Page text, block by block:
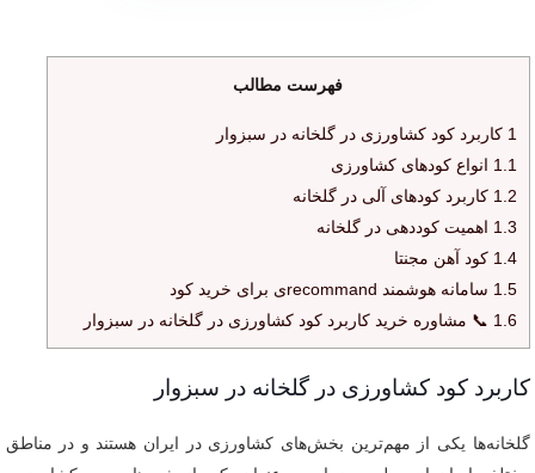
فهرست مطالب
1 کاربرد کود کشاورزی در گلخانه در سبزوار
1.1 انواع کودهای کشاورزی
1.2 کاربرد کودهای آلی در گلخانه
1.3 اهمیت کوددهی در گلخانه
1.4 کود آهن مجنتا
1.5 سامانه هوشمند recommandی برای خرید کود
1.6 📞 مشاوره خرید کاربرد کود کشاورزی در گلخانه در سبزوار
کاربرد کود کشاورزی در گلخانه در سبزوار
گلخانه‌ها یکی از مهم‌ترین بخش‌های کشاورزی در ایران هستند و در مناطق